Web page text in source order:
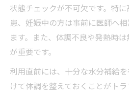
状態チェックが不可欠です。特
患、妊娠中の方は事前に医師へ
ます。また、体調不良や発熱時
が重要です。
利用直前には、十分な水分補給
けて体調を整えておくことがト